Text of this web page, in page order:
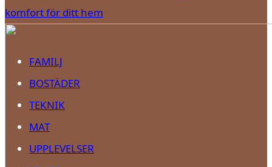
komfort för ditt hem
FAMILJ
BOSTÄDER
TEKNIK
MAT
UPPLEVELSER